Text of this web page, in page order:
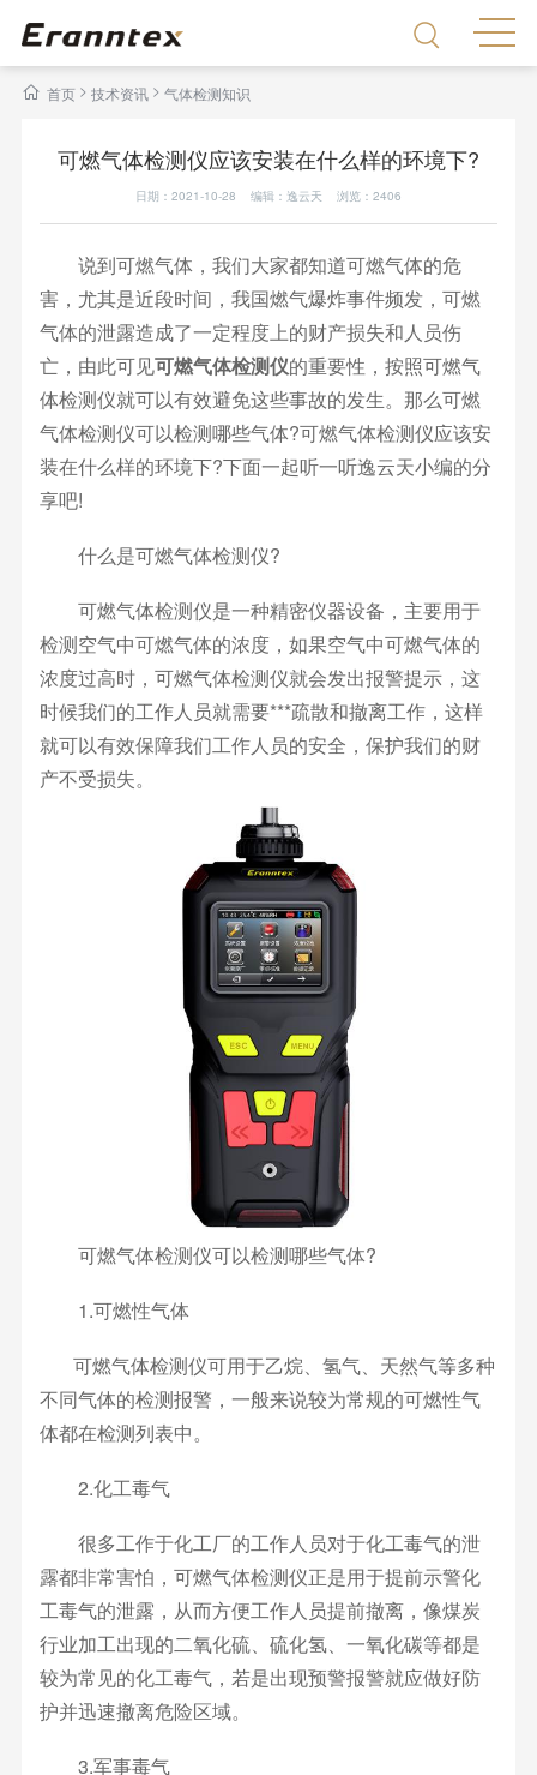
首页> 技术资讯 > 气体检测知识
可燃气体检测仪应该安装在什么样的环境下?
日期：2021-10-28 编辑：逸云天 浏览： 2406
说到可燃气体，我们大家都知道可燃气体的危
害，尤其是近段时间，我国燃气爆炸事件频发，可燃
气体的泄露造成了一定程度上的财产损失和人员伤
亡，由此可见可燃气体检测仪的重要性，按照可燃气
体检测仪就可以有效避免这些事故的发生。那么可燃
气体检测仪可以检测哪些气体?可燃气体检测仪应该安
装在什么样的环境下?下面一起听一听逸云天小编的分
享吧!
什么是可燃气体检测仪?
可燃气体检测仪是一种精密仪器设备，主要用于
检测空气中可燃气体的浓度，如果空气中可燃气体的
浓度过高时，可燃气体检测仪就会发出报警提示，这
时候我们的工作人员就需要***疏散和撤离工作，这样
就可以有效保障我们工作人员的安全，保护我们的财
产不受损失。
可燃气体检测仪可以检测哪些气体?
1.可燃性气体
可燃气体检测仪可用于乙烷、氢气、天然气等多种
不同气体的检测报警，一般来说较为常规的可燃性气
体都在检测列表中。
2.化工毒气
很多工作于化工厂的工作人员对于化工毒气的泄
露都非常害怕，可燃气体检测仪正是用于提前示警化
工毒气的泄露，从而方便工作人员提前撤离，像煤炭
行业加工出现的二氧化硫、硫化氢、一氧化碳等都是
较为常见的化工毒气，若是出现预警报警就应做好防
护并迅速撤离危险区域。
3.军事毒气